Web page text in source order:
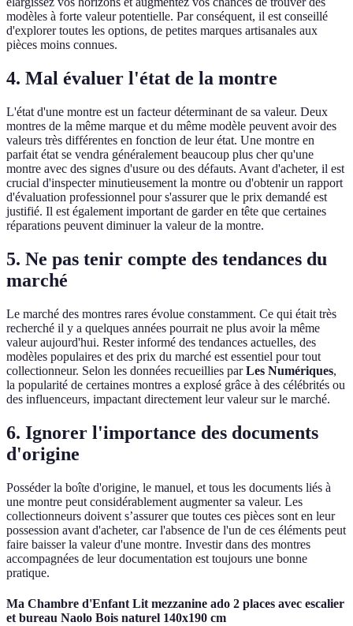
modèles à forte valeur potentielle. Par conséquent, il est conseillé
d'explorer toutes les options, de petites marques artisanales aux
pièces moins connues.
4. Mal évaluer l'état de la montre
L'état d'une montre est un facteur déterminant de sa valeur. Deux
montres de la même marque et du même modèle peuvent avoir des
valeurs très différentes en fonction de leur état. Une montre en
parfait état se vendra généralement beaucoup plus cher qu'une
montre avec des signes d'usure ou des défauts. Avant d'acheter, il est
crucial d'inspecter minutieusement la montre ou d'obtenir un rapport
d'évaluation professionnel pour s'assurer que le prix demandé est
justifié. Il est également important de garder en tête que certaines
réparations peuvent diminuer la valeur de la montre.
5. Ne pas tenir compte des tendances du
marché
Le marché des montres rares évolue constamment. Ce qui était très
recherché il y a quelques années pourrait ne plus avoir la même
valeur aujourd'hui. Rester informé des tendances actuelles, des
modèles populaires et des prix du marché est essentiel pour tout
collectionneur. Selon les données recueillies parLes Numériques,
la popularité de certaines montres a explosé grâce à des célébrités ou
des influenceurs, impactant directement leur valeur sur le marché.
6. Ignorer l'importance des documents
d'origine
Posséder la boîte d'origine, le manuel, et tous les documents liés à
une montre peut considérablement augmenter sa valeur. Les
collectionneurs doivent s’assurer que toutes ces pièces sont en leur
possession avant d'acheter, car l'absence de l'un de ces éléments peut
faire baisser la valeur d'une montre. Investir dans des montres
accompagnées de leur documentation est toujours une bonne
pratique.
Ma Chambre d'Enfant Lit mezzanine ado 2 places avec escalier
et bureau Naolo Bois naturel 140x190 cm